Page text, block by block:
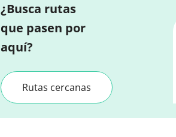
¿Busca rutas
que pasen por
aquí?
Rutas cercanas